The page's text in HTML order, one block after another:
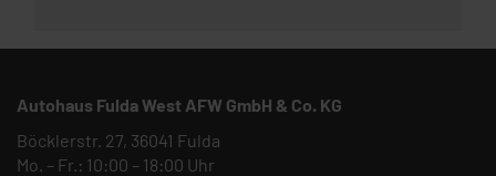
Autohaus Fulda West AFW GmbH & Co. KG
Böcklerstr. 27, 36041 Fulda
Mo. – Fr.: 10:00 – 18:00 Uhr